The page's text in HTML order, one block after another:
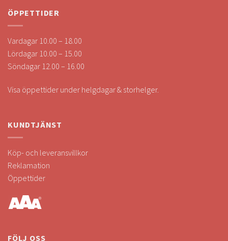
ÖPPETTIDER
Vardagar 10.00 – 18.00
Lördagar 10.00 – 15.00
Söndagar 12.00 – 16.00
Visa öppettider under helgdagar & storhelger.
KUNDTJÄNST
Köp- och leveransvillkor
Reklamation
Öppettider
FÖLJ OSS